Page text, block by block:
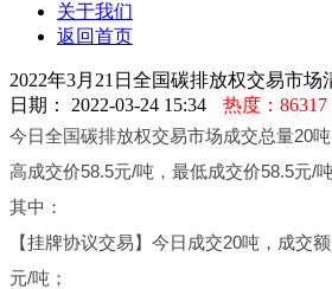
关于我们
返回首页
2022年3月21日全国碳排放权交易市场
日期： 2022-03-24 15:34
热度：86317
今日全国碳排放权交易市场成交总量20
高成交价58.5元/吨，最低成交价58.5元/
其中：
【挂牌协议交易】今日成交20吨，成交
元/吨；